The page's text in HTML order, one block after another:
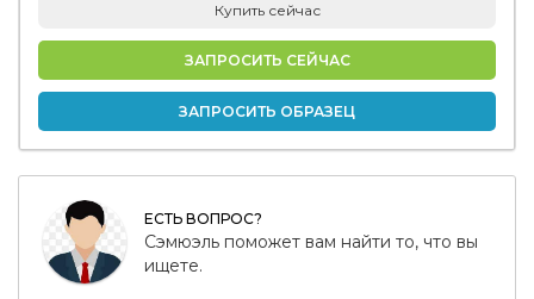
Купить сейчас
ЗАПРОСИТЬ СЕЙЧАС
ЗАПРОСИТЬ ОБРАЗЕЦ
ЕСТЬ ВОПРОС?
Сэмюэль поможет вам найти то, что вы
ищете.